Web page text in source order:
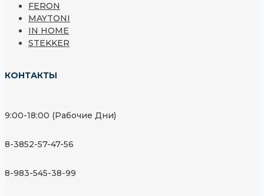
FERON
MAYTONI
IN HOME
STEKKER
КОНТАКТЫ
9:00-18:00 (Рабочие Дни)
8-3852-57-47-56
8-983-545-38-99